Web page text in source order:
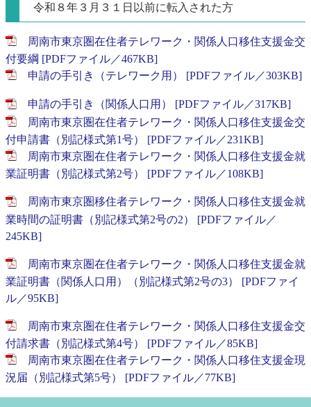
令和８年３月３１日以前に転入された方
周南市東京圏在住者テレワーク・関係人口移住支援金交
付要綱 [PDFファイル／467KB]
申請の手引き（テレワーク用） [PDFファイル／303KB]
申請の手引き（関係人口用） [PDFファイル／317KB]
周南市東京圏在住者テレワーク・関係人口移住支援金交
付申請書（別記様式第1号） [PDFファイル／231KB]
周南市東京圏在住者テレワーク・関係人口移住支援金就
業証明書（別記様式第2号） [PDFファイル／108KB]
周南市東京圏移住者テレワーク・関係人口移住支援金就
業時間の証明書（別記様式第2号の2） [PDFファイル／
245KB]
周南市東京圏在住者テレワーク・関係人口移住支援金就
業証明書（関係人口用）（別記様式第2号の3） [PDFファイ
ル／95KB]
周南市東京圏在住者テレワーク・関係人口移住支援金交
付請求書（別記様式第4号） [PDFファイル／85KB]
周南市東京圏在住者テレワーク・関係人口移住支援金現
況届（別記様式第5号） [PDFファイル／77KB]